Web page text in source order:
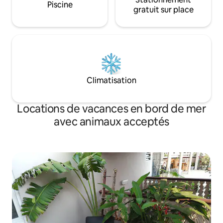
Piscine
gratuit sur place
Climatisation
Locations de vacances en bord de mer
avec animaux acceptés